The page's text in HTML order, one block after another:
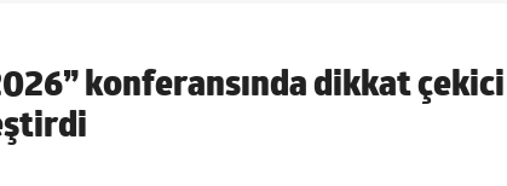
konferansında dikkat çekici